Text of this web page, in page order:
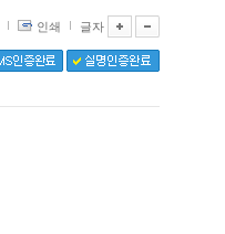
인쇄 글자